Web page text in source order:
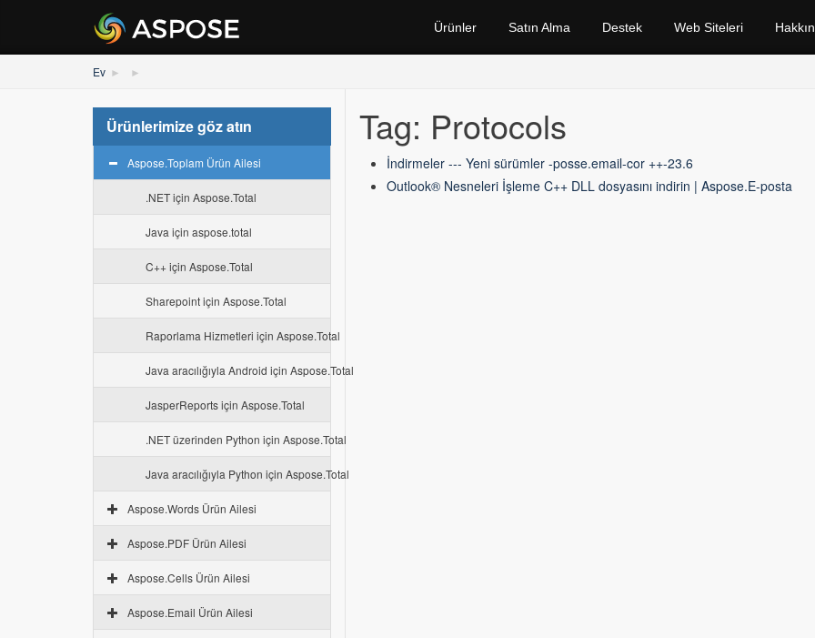
Ürünler Satın Alma Destek Web Siteleri
Ev
Ürünlerimize göz atın
Aspose.Toplam Ürün Ailesi
.NET için Aspose.Total
Java için aspose.total
C++ için Aspose.Total
Sharepoint için Aspose.Total
Raporlama Hizmetleri için Aspose.Total
Java aracılığıyla Android için Aspose.Total
JasperReports için Aspose.Total
.NET üzerinden Python için Aspose.Total
Java aracılığıyla Python için Aspose.Total
Aspose.Words Ürün Ailesi
Aspose.PDF Ürün Ailesi
Aspose.Cells Ürün Ailesi
Aspose.Email Ürün Ailesi
Tag: Protocols
İndirmeler --- Yeni sürümler -posse.email-cor ++-23.6
Outlook® Nesneleri İşleme C++ DLL dosyasını indirin | Aspose.E-posta